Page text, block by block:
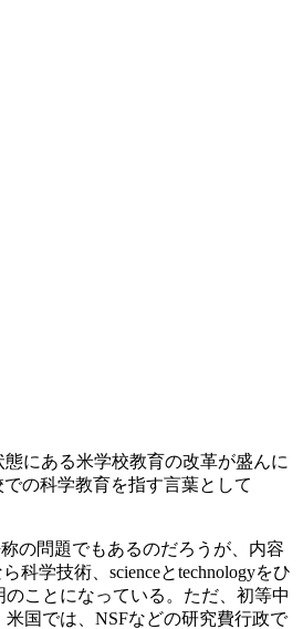
にある米学校教育の改革が盛んに
の科学教育を指す言葉として
称の問題でもあるのだろうが、内容
学技術、scienceとtechnologyをひ
ことになっている。ただ、初等中
国では、NSFなどの研究費行政で